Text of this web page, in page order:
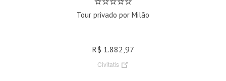
Tour privado por Milão
R$ 1.882,97
Civitatis